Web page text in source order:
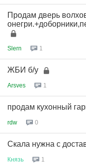
Продам дверь
Slern 1
ЖБИ б/у
Arsves 1
продам кухонный
rdw 0
Скала нужна с
Князь 1